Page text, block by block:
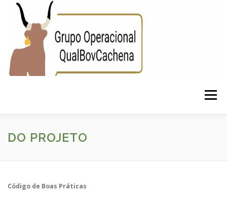
Saltar para conteúdo
Menu
INÍCIO PROJECTO
DO PROJETO
Código de Boas Práticas